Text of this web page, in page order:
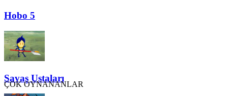
Hobo 5
Savaş Ustaları
ÇOK OYNANANLAR